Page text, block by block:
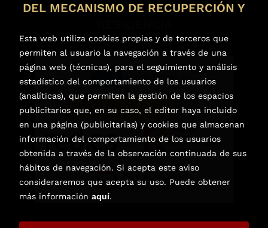
DEL MECANISMO DE RECUPERCIÓN Y
Esta web utiliza cookies propias y de terceros que
permiten al usuario la navegación a través de una
página web (técnicas), para el seguimiento y análisis
estadístico del comportamiento de los usuarios
(analíticas), que permiten la gestión de los espacios
publicitarios que, en su caso, el editor haya incluido
en una página (publicitarias) y cookies que almacenan
información del comportamiento de los usuarios
obtenida a través de la observación continuada de sus
hábitos de navegación. Si acepta este aviso
consideraremos que acepta su uso. Puede obtener
más información aquí.